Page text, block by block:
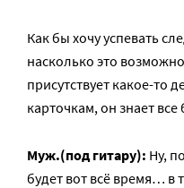
Как бы хочу успевать
насколько это
присутствует какое-то
карточкам, он знает
Муж.(под гитару): Ну,
будет вот всё время… в